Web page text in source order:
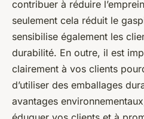
contribuer à réduire
seulement cela réduit le
sensibilise également les
durabilité. En outre, il est
clairement à vos clients
d’utiliser des emballages
avantages